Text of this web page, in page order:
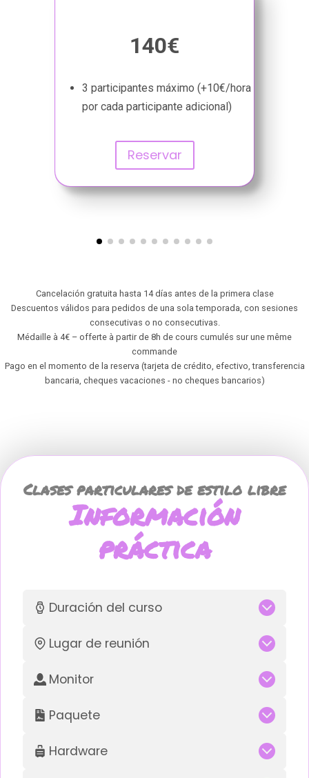
140€
3 participantes máximo (+10€/hora
por cada participante adicional)
Reservar
Cancelación gratuita hasta 14 días antes de la primera clase
Descuentos válidos para pedidos de una sola temporada, con sesiones
consecutivas o no consecutivas.
Médaille à 4€ – offerte à partir de 8h de cours cumulés sur une même
commande
Pago en el momento de la reserva (tarjeta de crédito, efectivo, transferencia
bancaria, cheques vacaciones - no cheques bancarios)
Clases particulares de estilo libre
Información
práctica
Duración del curso
Lugar de reunión
Monitor
Paquete
Hardware